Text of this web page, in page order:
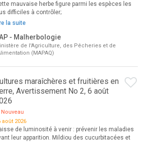
mauvaise herbe figure parmi les espèces les
difficiles à contrôler;
la suite
- Malherbologie
de l'Agriculture, des Pêcheries et de
(MAPAQ)
maraîchères et fruitières en
Avertissement No 2, 6 août
Nouveau
août 2026
de luminosité à venir : prévenir les maladies
leur apparition. Mildiou des cucurbitacées et